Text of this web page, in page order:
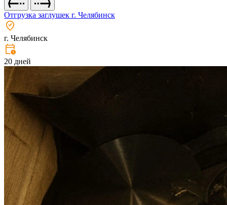
Отгрузка заглушек г. Челябинск
г. Челябинск
20 дней